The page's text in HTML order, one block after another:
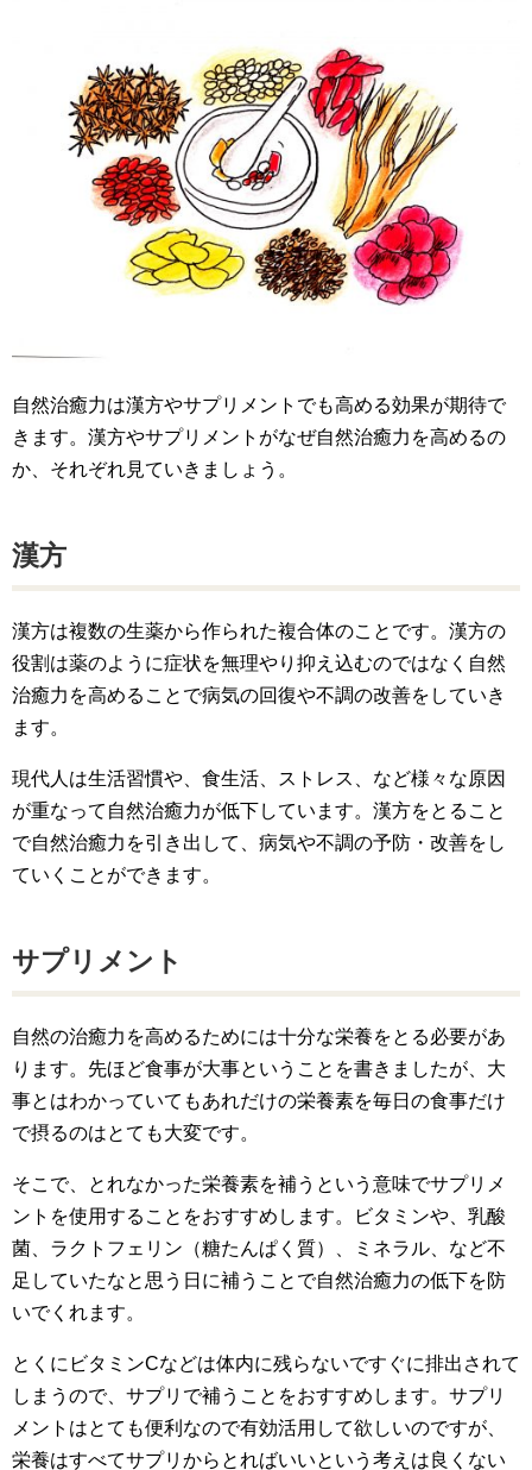
自然治癒力は漢方やサプリメントでも高める効果が期待で
きます。漢方やサプリメントがなぜ自然治癒力を高めるの
か、それぞれ見ていきましょう。
漢方
漢方は複数の生薬から作られた複合体のことです。漢方の
役割は薬のように症状を無理やり抑え込むのではなく自然
治癒力を高めることで病気の回復や不調の改善をしていき
ます。
現代人は生活習慣や、食生活、ストレス、など様々な原因
が重なって自然治癒力が低下しています。漢方をとること
で自然治癒力を引き出して、病気や不調の予防・改善をし
ていくことができます。
サプリメント
自然の治癒力を高めるためには十分な栄養をとる必要があ
ります。先ほど食事が大事ということを書きましたが、大
事とはわかっていてもあれだけの栄養素を毎日の食事だけ
で摂るのはとても大変です。
そこで、とれなかった栄養素を補うという意味でサプリメ
ントを使用することをおすすめします。ビタミンや、乳酸
菌、ラクトフェリン（糖たんぱく質）、ミネラル、など不
足していたなと思う日に補うことで自然治癒力の低下を防
いでくれます。
とくにビタミンCなどは体内に残らないですぐに排出されて
しまうので、サプリで補うことをおすすめします。サプリ
メントはとても便利なので有効活用して欲しいのですが、
栄養はすべてサプリからとればいいという考えは良くない